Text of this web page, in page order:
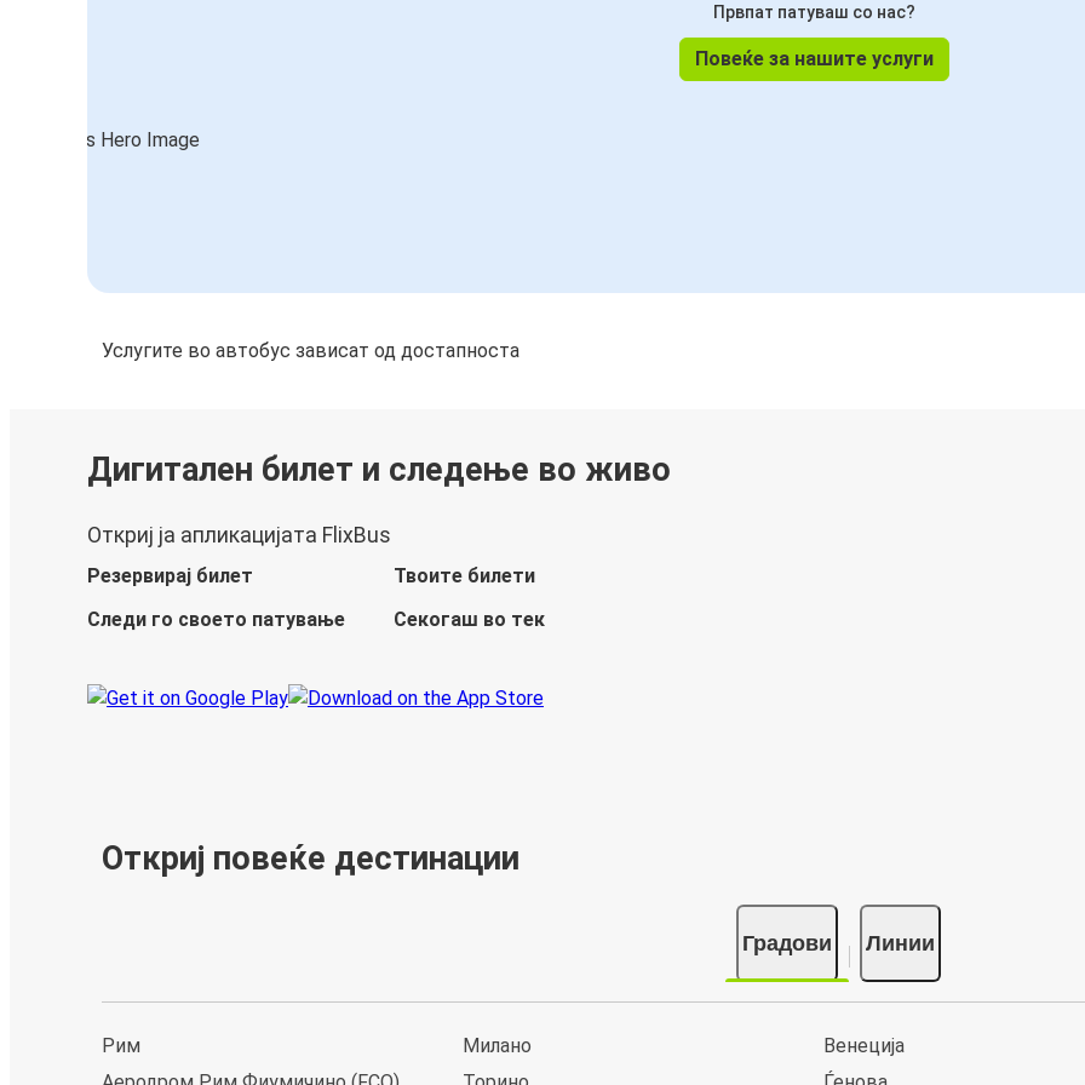
Првпат патуваш со нас?
Повеќе за нашите услуги
Услугите во автобус зависат од достапноста
Дигитален билет и следење во живо
Откриј ја апликацијата FlixBus
Резервирај билет
Твоите билети
Следи го своето патување
Секогаш во тек
Откриј повеќе дестинации
Градови Линии
Рим
Милано
Венеција